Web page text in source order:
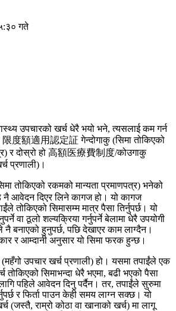
गते
उपचारको खर्च धेरै भयो भने, त्यसलाई कम गर्न
限度額適用認定証 गेन्दोगाकु (सिमा तोकिएको
र दोस्रो हो 高額医療費制度/कोउगाकु
प्रणाली)।
तोकिएको रकमको मान्यता प्रमाणपत्र) भनेको
नै आवेदन दिएर लिने कागज हो। यो कागज
तोकिएको सिमासम्म मात्र पैसा तिर्नुपर्छ। यो
वा ठूलो शल्यक्रिया गर्नुपर्ने बेलामा धेरै उपयोगी
बनाएको हुनुपर्छ, पछि देखाएर काम लाग्दैन।
र आम्दानी अनुसार यो सिमा फरक हुन्छ।
उपचार खर्च प्रणाली) हो। यसमा तपाईंले एक
तोकिएको सिमाभन्दा धेरै भएमा, बढी भएको पैसा
पहिले आवेदन दिनु पर्दैन। तर, तपाईंले सुरुमा
र फिर्ता पाउन केही समय लाग्न सक्छ। यो
(जस्तै, राम्रो कोठा वा खानाको खर्च) मा लागू